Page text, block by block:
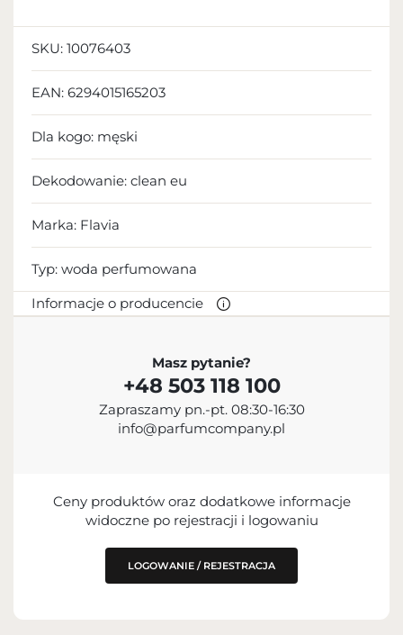
SKU: 10076403
EAN: 6294015165203
Dla kogo: męski
Dekodowanie: clean eu
Marka: Flavia
Typ: woda perfumowana
Informacje o producencie
Sterling Parfums LLC
+9714 885 5588
info@sterling.ae
IMPORTER
PODMIOT ODPOWIEDZIALNY ZA
WPROWADZENIE DO UE
Masz pytanie?
+48 503 118 100
Zapraszamy pn.-pt. 08:30-16:30
info@parfumcompany.pl
Ceny produktów oraz dodatkowe informacje
widoczne po rejestracji i logowaniu
LOGOWANIE / REJESTRACJA